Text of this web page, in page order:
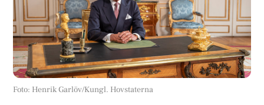
Foto: Henrik Garlöv/Kungl. Hovstaterna